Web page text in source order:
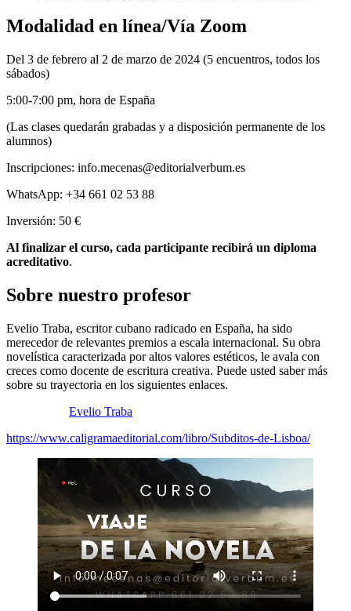
Modalidad en línea/Vía Zoom
Del 3 de febrero al 2 de marzo de 2024 (5 encuentros, todos los
sábados)
5:00-7:00 pm, hora de España
(Las clases quedarán grabadas y a disposición permanente de los
alumnos)
Inscripciones: info.mecenas@editorialverbum.es
WhatsApp: +34 661 02 53 88
Inversión: 50 €
Al finalizar el curso, cada participante recibirá un diploma
acreditativo.
Sobre nuestro profesor
Evelio Traba, escritor cubano radicado en España, ha sido
merecedor de relevantes premios a escala internacional. Su obra
novelística caracterizada por altos valores estéticos, le avala con
creces como docente de escritura creativa. Puede usted saber más
sobre su trayectoria en los siguientes enlaces.
Evelio Traba
https://www.caligramaeditorial.com/libro/Subditos-de-Lisboa/